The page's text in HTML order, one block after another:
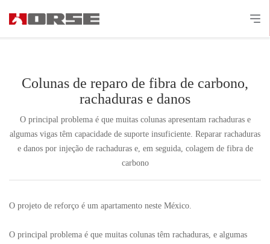
Colunas de reparo de fibra de carbono,
rachaduras e danos
O principal problema é que muitas colunas apresentam rachaduras e
algumas vigas têm capacidade de suporte insuficiente. Reparar rachaduras
e danos por injeção de rachaduras e, em seguida, colagem de fibra de
carbono
O projeto de reforço é um apartamento neste México.
O principal problema é que muitas colunas têm rachaduras, e algumas